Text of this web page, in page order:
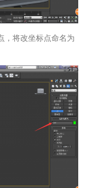
，将改坐标点命名为